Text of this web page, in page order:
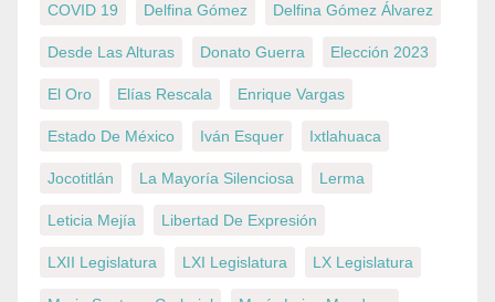
COVID 19 Delfina Gómez Delfina Gómez Álvarez
Desde Las Alturas Donato Guerra Elección 2023
El Oro Elías Rescala Enrique Vargas
Estado De México Iván Esquer Ixtlahuaca
Jocotitlán La Mayoría Silenciosa Lerma
Leticia Mejía Libertad De Expresión
LXII Legislatura LXI Legislatura LX Legislatura